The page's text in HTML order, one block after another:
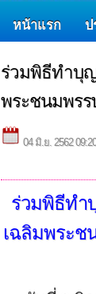
หน้าแรก ป
ร่วมพิธีทำบุญ
พระชนมพร
04 มิ.ย. 2562
ร่วมพิธีทำ
เฉลิมพระช